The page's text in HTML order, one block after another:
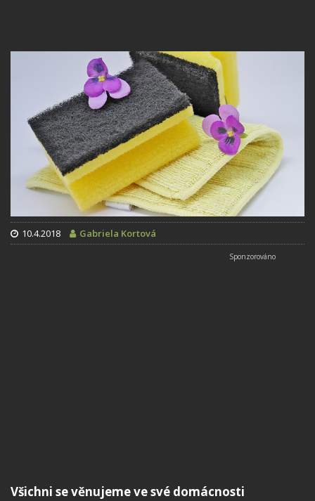
10.4.2018 Gabriela Kortová
Všichni se věnujeme ve své domácnosti